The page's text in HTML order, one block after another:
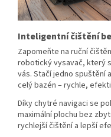
Inteligentní čištění
Zapomeňte na ruční
robotický vysavač, který
vás. Stačí jedno spuštění
celý bazén – rychle,
Díky chytré navigaci se
maximální plochu bez
rychlejší čištění a lepší